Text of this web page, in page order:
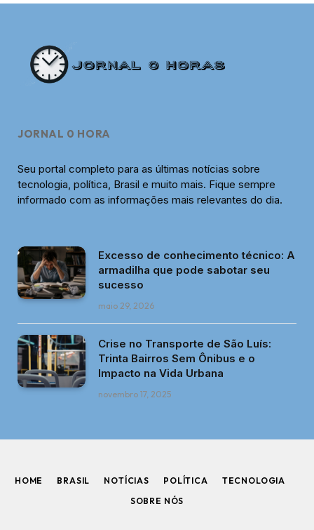
JORNAL 0 HORA
Seu portal completo para as últimas notícias sobre
tecnologia, política, Brasil e muito mais. Fique sempre
informado com as informações mais relevantes do dia.
Excesso de conhecimento técnico: A
armadilha que pode sabotar seu
sucesso
maio 29, 2026
Crise no Transporte de São Luís:
Trinta Bairros Sem Ônibus e o
Impacto na Vida Urbana
novembro 17, 2025
HOME BRASIL NOTÍCIAS POLÍTICA
TECNOLOGIA
SOBRE NÓS